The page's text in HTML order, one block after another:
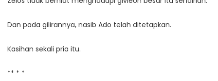
Dan pada gilirannya, nasib Ado telah ditetapkan.
Kasihan sekali pria itu.
** * *